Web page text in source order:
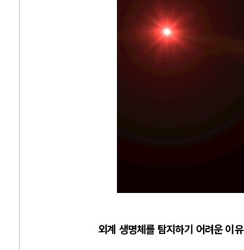
외계 생명체를 탐지하기 어려운 이유